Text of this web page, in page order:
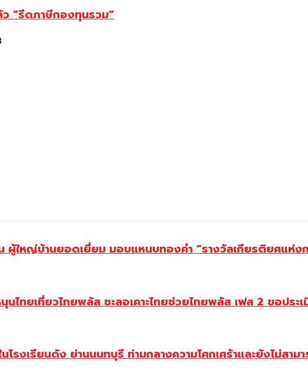
ว “รีดภาษีกองทุนรวม”
ใหญ่บ้านยอดเยี่ยม มอบแหนบทองคำ “รางวัลเกียรติยศแห่งก
ทยเที่ยวไทยพลัส ชะลอเคาะไทยช่วยไทยพลัส เฟส 2 ขอประเ
รงเรียนดัง ย่านนนทบุรี ท่ามกลางความโศกเศร้าและยังไม่สาม